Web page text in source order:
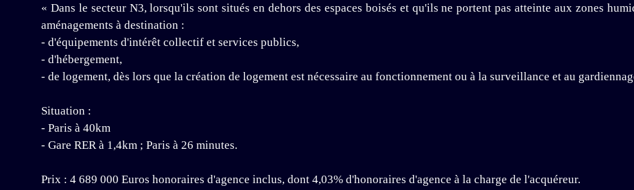
« Dans le secteur N3, lorsqu'ils sont situés en dehors des espaces boisés et qu'ils ne portent pas atteinte aux zones
aménagements à destination :
- d'équipements d'intérêt collectif et services publics,
- d'hébergement,
- de logement, dès lors que la création de logement est nécessaire au fonctionnement ou à la surveillance et au
Situation :
- Paris à 40km
- Gare RER à 1,4km ; Paris à 26 minutes.
Prix : 4 689 000 Euros honoraires d'agence inclus, dont 4,03% d'honoraires d'agence à la charge de l'acquéreur.